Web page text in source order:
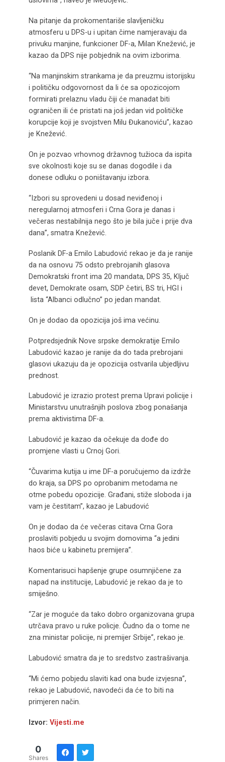
Na pitanje da prokomentariše slavljeničku
atmosferu u DPS-u i upitan čime namjeravaju da
privuku manjine, funkcioner DF-a, Milan Knežević, je
kazao da DPS nije pobjednik na ovim izborima.
“Na manjinskim strankama je da preuzmu istorijsku
i političku odgovornost da li će sa opozicojom
formirati prelaznu vladu čiji će manadat biti
ograničen ili će pristati na još jedan vid političke
korupcije koji je svojstven Milu Đukanoviću”, kazao
je Knežević.
On je pozvao vrhovnog državnog tužioca da ispita
sve okolnosti koje su se danas dogodile i da
donese odluku o poništavanju izbora.
“Izbori su sprovedeni u dosad neviđenoj i
neregularnoj atmosferi i Crna Gora je danas i
večeras nestabilnija nego što je bila juče i prije dva
dana”, smatra Knežević.
Poslanik DF-a Emilo Labudović rekao je da je ranije
da na osnovu 75 odsto prebrojanih glasova
Demokratski front ima 20 mandata, DPS 35, Ključ
devet, Demokrate osam, SDP četiri, BS tri, HGI i
lista “Albanci odlučno” po jedan mandat.
On je dodao da opozicija još ima većinu.
Potpredsjednik Nove srpske demokratije Emilo
Labudović kazao je ranije da do tada prebrojani
glasovi ukazuju da je opozicija ostvarila ubjedljivu
prednost.
Labudović je izrazio protest prema Upravi policije i
Ministarstvu unutrašnjih poslova zbog ponašanja
prema aktivistima DF-a.
Labudović je kazao da očekuje da dođe do
promjene vlasti u Crnoj Gori.
“Čuvarima kutija u ime DF-a poručujemo da izdrže
do kraja, sa DPS po oprobanim metodama ne
otme pobedu opozicije. Građani, stiže sloboda i ja
vam je čestitam”, kazao je Labudović
On je dodao da će večeras citava Crna Gora
proslaviti pobjedu u svojim domovima “a jedini
haos biće u kabinetu premijera”.
Komentarisuci hapšenje grupe osumnjičene za
napad na institucije, Labudović je rekao da je to
smiješno.
“Zar je moguće da tako dobro organizovana grupa
utrčava pravo u ruke policje. Čudno da o tome ne
zna ministar policije, ni premijer Srbije”, rekao je.
Labudović smatra da je to sredstvo zastrašivanja.
“Mi ćemo pobjedu slaviti kad ona bude izvjesna”,
rekao je Labudović, navodeći da će to biti na
primjeren način.
Izvor: Vijesti.me
0
Shares